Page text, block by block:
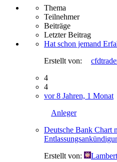
Thema
Teilnehmer
Beiträge
Letzter Beitrag
Hat schon jemand
Erstellt von:
4
4
vor 8 Jahren, 1 Monat
Anleger
Deutsche Bank Chart
Erstellt von:
Lambert